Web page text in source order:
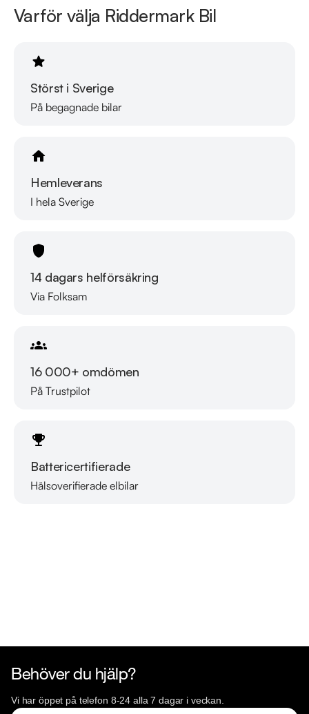
Varför välja Riddermark Bil
Störst i Sverige
På begagnade bilar
Hemleverans
I hela Sverige
14 dagars helförsäkring
Via Folksam
16 000+ omdömen
På Trustpilot
Battericertifierade
Hälsoverifierade elbilar
Läs mer om oss
Behöver du hjälp?
Vi har öppet på telefon 8-24 alla 7 dagar i veckan.